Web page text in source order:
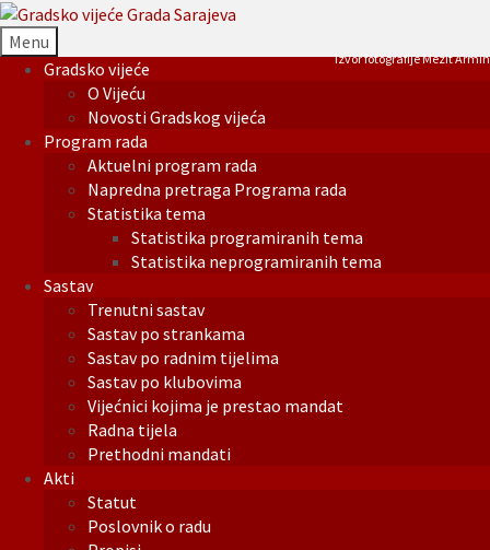
Menu
Gradsko vijeće
O Vijeću
Novosti Gradskog vijeća
Program rada
Aktuelni program rada
Napredna pretraga Programa rada
Statistika tema
Statistika programiranih tema
Statistika neprogramiranih tema
Sastav
Trenutni sastav
Sastav po strankama
Sastav po radnim tijelima
Sastav po klubovima
Vijećnici kojima je prestao mandat
Radna tijela
Prethodni mandati
Akti
Statut
Poslovnik o radu
Izvor fotografije Mezit Armin